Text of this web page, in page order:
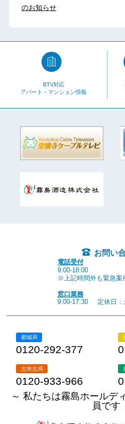
のお知らせ
BTV対応
アパート・マンション情報
お問い
電話受付
9:00-18:00
※上記時間外も緊急案
窓口業務
9:00-17:30
定休日：
都城局
0120-292-377
志布志局
0120-933-966
～ 私たちは霧島ホールデ
員です